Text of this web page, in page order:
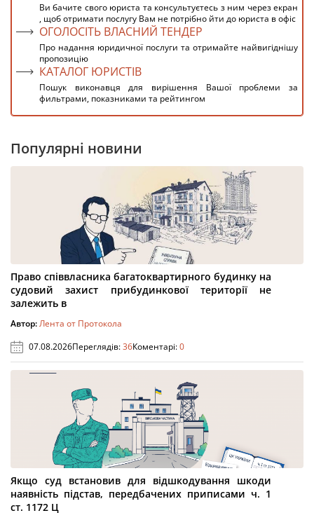
Ви бачите свого юриста та консультуєтесь з ним через екран
, щоб отримати послугу Вам не потрібно йти до юриста в офіс
ОГОЛОСІТЬ ВЛАСНИЙ ТЕНДЕР
Про надання юридичної послуги та отримайте найвигіднішу
пропозицію
КАТАЛОГ ЮРИСТІВ
Пошук виконавця для вирішення Вашої проблеми за
фильтрами, показниками та рейтингом
Популярні новини
Право співвласника багатоквартирного будинку на
судовий захист прибудинкової території не
залежить в
Автор:Лента от Протокола
07.08.2026Переглядів:36Коментарі:0
Якщо суд встановив для відшкодування шкоди
наявність підстав, передбачених приписами ч. 1
ст. 1172 Ц